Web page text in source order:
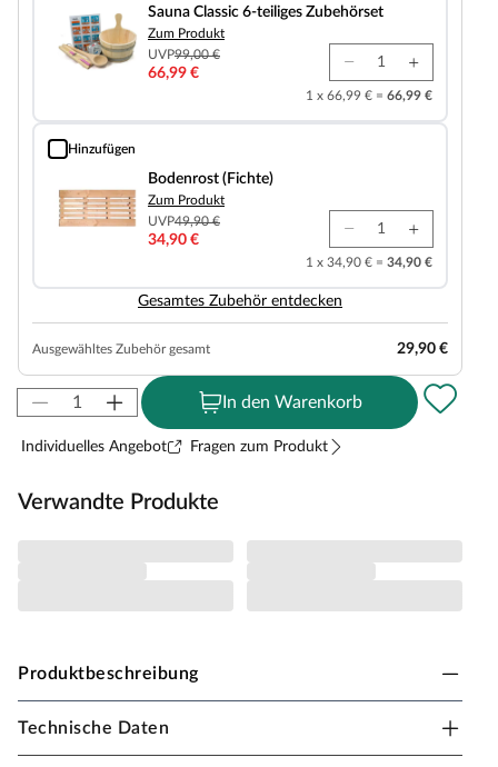
Sauna Classic 6-teiliges Zubehörset
Zum Produkt
UVP99,00 €
66,99 €
1 x 66,99 € = 66,99 €
Hinzufügen
Bodenrost (Fichte)
Bodenrost (Fichte)
Zum Produkt
UVP49,90 €
34,90 €
1 x 34,90 € = 34,90 €
Gesamtes Zubehör entdecken
Ausgewähltes Zubehör gesamt 29,90 €
In den Warenkorb
Individuelles Angebot Fragen zum Produkt
Verwandte Produkte
Produktbeschreibung
Karibu Innensauna Saja in Systembauweise für 1-2
Personen
Technische Daten